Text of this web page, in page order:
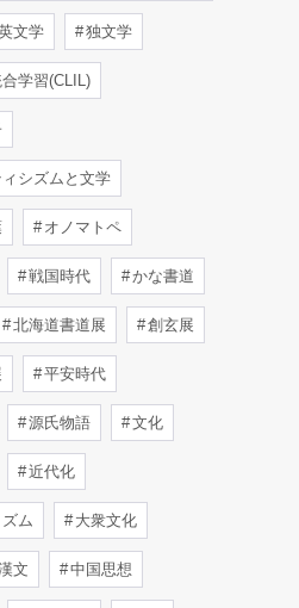
文学 独文学
学習(CLIL)
シズムと文学
オノマトペ
戦国時代 かな書道
北海道書道展 創玄展
平安時代
源氏物語 文化
近代化
ム 大衆文化
文 中国思想